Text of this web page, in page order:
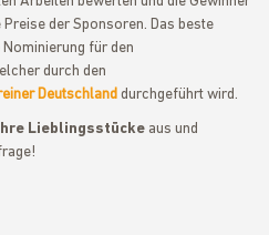
der Sponsoren. Das beste
für den
durch den
Deutschland durchgeführt wird.
Lieblingsstücke aus und